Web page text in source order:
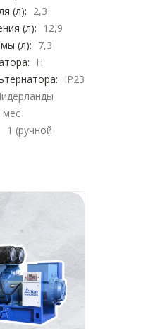
(л): 2,3
(л): 12,9
(л): 7,3
H
IP23
мес
1 (ручной